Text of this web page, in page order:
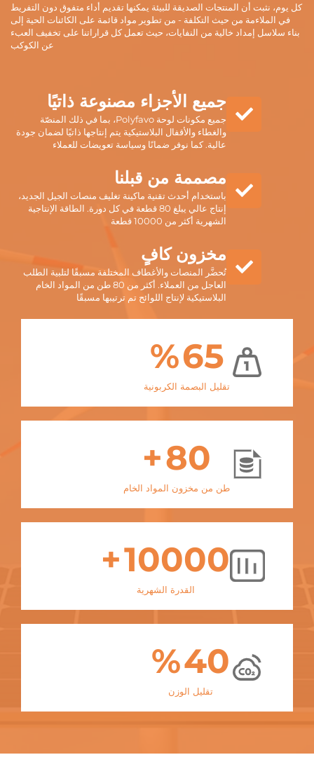
كل يوم، نثبت أن المنتجات الصديقة للبيئة يمكنها تقديم أداء متفوق دون التفريط
في الملاءمة من حيث التكلفة - من تطوير مواد قائمة على الكائنات الحية إلى
بناء سلاسل إمداد خالية من النفايات، حيث تعمل كل قراراتنا على تخفيف العبء
عن الكوكب
جميع الأجزاء مصنوعة ذاتيًا
جميع مكونات لوحة Polyfavo، بما في ذلك المنصّة
والغطاء والأقفال البلاستيكية يتم إنتاجها ذاتيًا لضمان جودة
عالية. كما نوفر ضمانًا وسياسة تعويضات للعملاء
مصممة من قبلنا
باستخدام أحدث تقنية ماكينة تغليف منصات الجيل الجديد،
إنتاج عالي يبلغ 80 قطعة في كل دورة. الطاقة الإنتاجية
الشهرية أكثر من 10000 قطعة
مخزون كافٍ
تُحضَّر المنصات والأغطاف المختلفة مسبقًا لتلبية الطلب
العاجل من العملاء. أكثر من 80 طن من المواد الخام
البلاستيكية لإنتاج اللوائح تم ترتيبها مسبقًا
65
%
تقليل البصمة الكربونية
80
+
طن من مخزون المواد الخام
10000
+
القدرة الشهرية
40
%
تقليل الوزن